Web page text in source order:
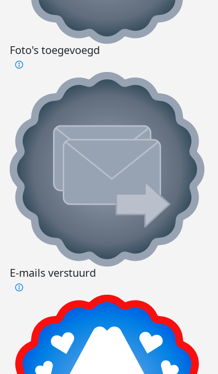
Foto's toegevoegd
E-mails verstuurd